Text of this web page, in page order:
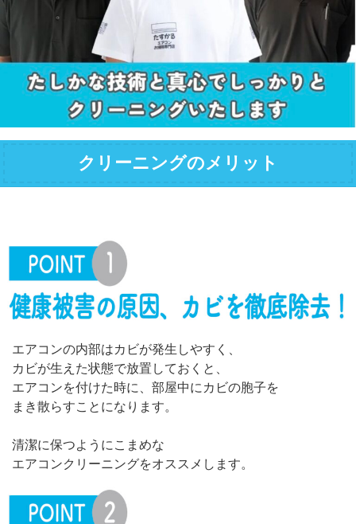
クリーニングのメリット
エアコンの内部はカビが発生しやすく、
カビが生えた状態で放置しておくと、
エアコンを付けた時に、部屋中にカビの胞子を
まき散らすことになります。
清潔に保つようにこまめな
エアコンクリーニングをオススメします。